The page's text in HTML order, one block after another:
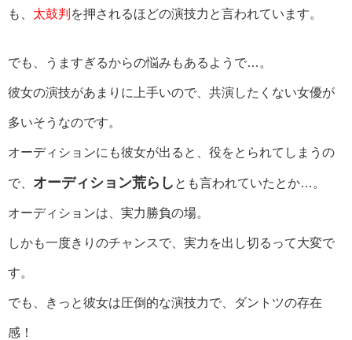
も、 太鼓判 を押されるほどの演技力と言われています。
でも、うますぎるからの悩みもあるようで…。
彼女の演技があまりに上手いので、共演したくない女優が
多いそうなのです。
オーディションにも彼女が出ると、役をとられてしまうの
で、 オーディション荒らし とも言われていたとか…。
オーディションは、実力勝負の場。
しかも一度きりのチャンスで、実力を出し切るって大変で
す。
でも、きっと彼女は圧倒的な演技力で、ダントツの存在
感！